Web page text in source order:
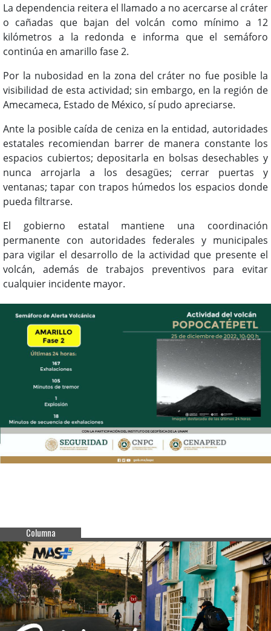
La dependencia reitera el llamado a no acercarse al cráter
o cañadas que bajan del volcán como mínimo a 12
kilómetros a la redonda e informa que el semáforo
continúa en amarillo fase 2.
Por la nubosidad en la zona del cráter no fue posible la
visibilidad de esta actividad; sin embargo, en la región de
Amecameca, Estado de México, sí pudo apreciarse.
Ante la posible caída de ceniza en la entidad, autoridades
estatales recomiendan barrer de manera constante los
espacios cubiertos; depositarla en bolsas desechables y
nunca arrojarla a los desagües; cerrar puertas y
ventanas; tapar con trapos húmedos los espacios donde
pueda filtrarse.
El gobierno estatal mantiene una coordinación
permanente con autoridades federales y municipales
para vigilar el desarrollo de la actividad que presente el
volcán, además de trabajos preventivos para evitar
cualquier incidente mayor.
Columna